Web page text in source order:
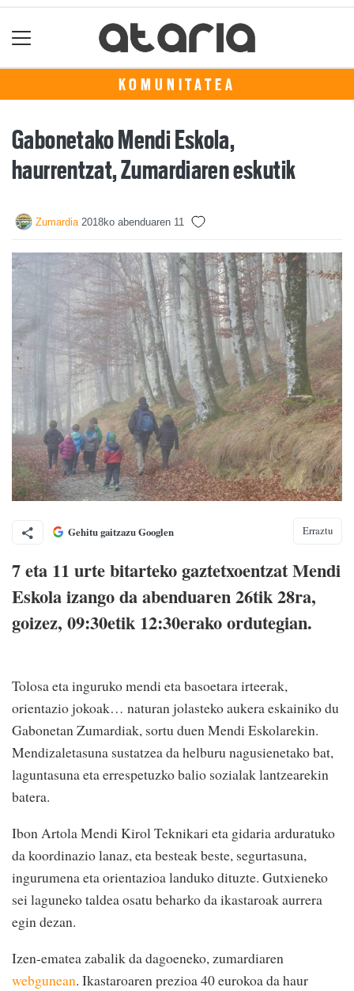
KOMUNITATEA
Gabonetako Mendi Eskola,
haurrentzat, Zumardiaren eskutik
Zumardia 2018ko abenduaren 11
Gehitu gaitzazu Googlen Erraztu
7 eta 11 urte bitarteko gaztetxoentzat Mendi
Eskola izango da abenduaren 26tik 28ra,
goizez, 09:30etik 12:30erako ordutegian.
Tolosa eta inguruko mendi eta basoetara irteerak,
orientazio jokoak… naturan jolasteko aukera eskainiko du
Gabonetan Zumardiak, sortu duen Mendi Eskolarekin.
Mendizaletasuna sustatzea da helburu nagusienetako bat,
laguntasuna eta errespetuzko balio sozialak lantzearekin
batera.
Ibon Artola Mendi Kirol Teknikari eta gidaria arduratuko
da koordinazio lanaz, eta besteak beste, segurtasuna,
ingurumena eta orientazioa landuko dituzte. Gutxieneko
sei laguneko taldea osatu beharko da ikastaroak aurrera
egin dezan.
Izen-ematea zabalik da dagoeneko, zumardiaren
webgunean. Ikastaroaren prezioa 40 eurokoa da haur